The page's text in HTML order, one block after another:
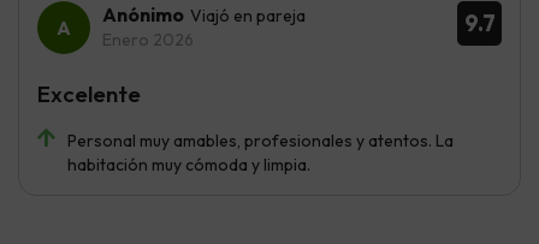
9.7
Anónimo Viajó en pareja
Enero 2026
Personal muy amables, profesionales y atentos. La
habitación muy cómoda y limpia.
Excelente